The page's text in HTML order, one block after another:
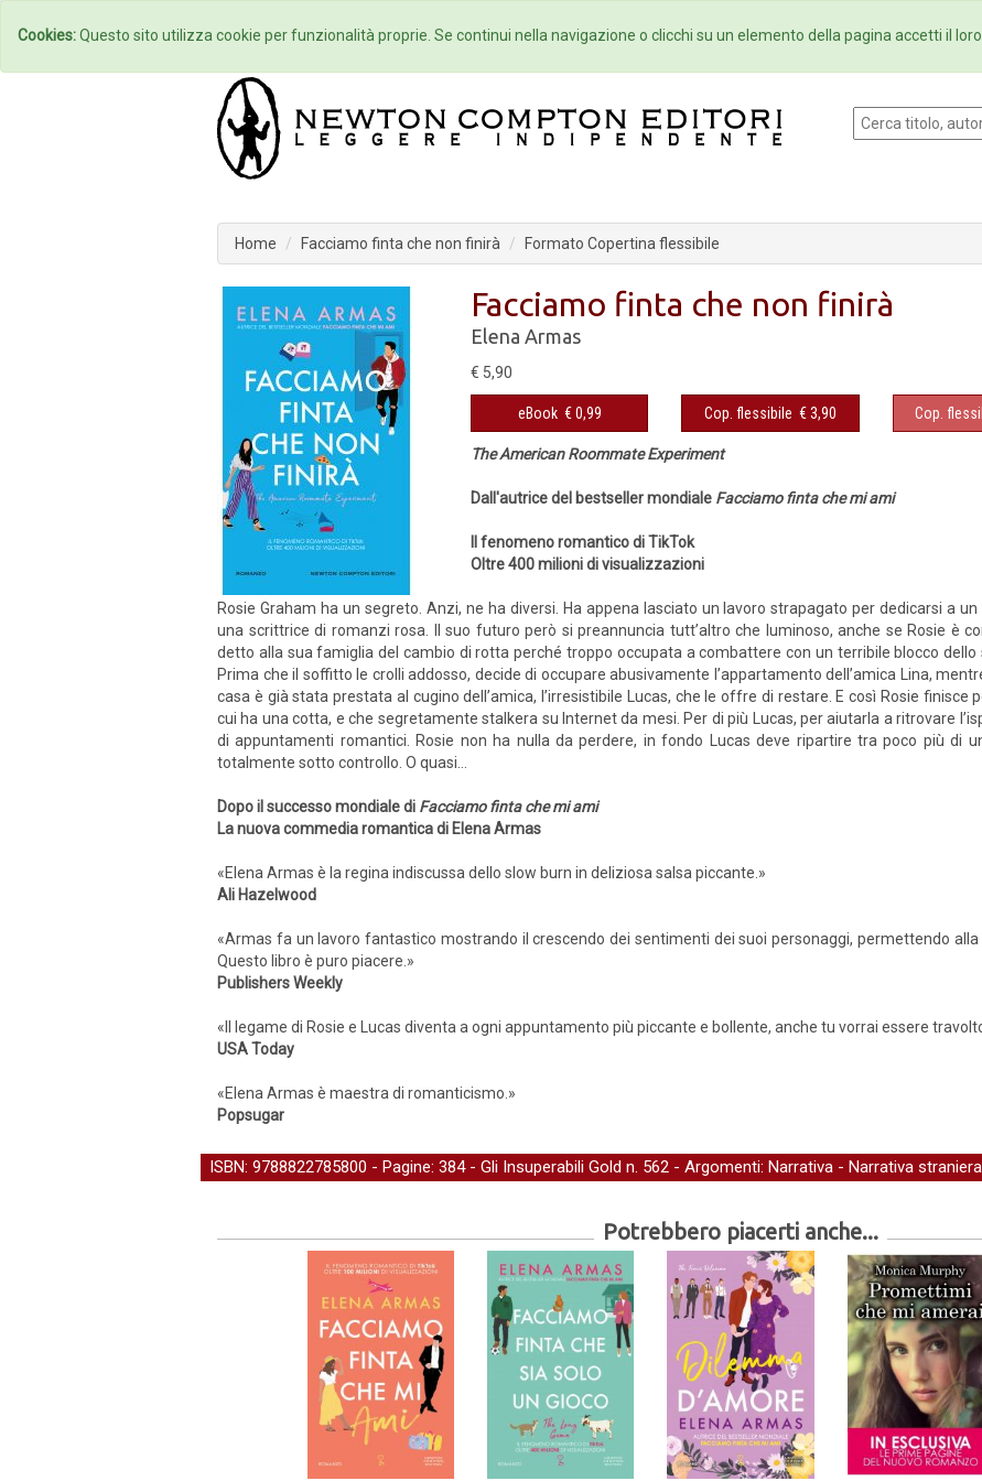
Home Autori Eventi Collane Newsletter
Home Facciamo finta che non finirà Formato Copertina flessibile
Facciamo finta che non finirà
Elena Armas
€ 5,90
eBook € 0,99 Cop. flessibile € 3,90 Cop.
The American Roommate Experiment
Dall'autrice del bestseller mondiale Facciamo finta che mi ami
Il fenomeno romantico di TikTok
Oltre 400 milioni di visualizzazioni
Rosie Graham ha un segreto. Anzi, ne ha diversi. Ha appena lasciato un lavoro strapagato per dedicarsi a
una scrittrice di romanzi rosa. Il suo futuro però si preannuncia tutt’altro che luminoso, anche se Rosie è
detto alla sua famiglia del cambio di rotta perché troppo occupata a combattere con un terribile blocco
Prima che il soffitto le crolli addosso, decide di occupare abusivamente l’appartamento dell’amica Lina,
casa è già stata prestata al cugino dell’amica, l’irresistibile Lucas, che le offre di restare. E così Rosie
cui ha una cotta, e che segretamente stalkera su Internet da mesi. Per di più Lucas, per aiutarla a ritrovare
di appuntamenti romantici. Rosie non ha nulla da perdere, in fondo Lucas deve ripartire tra poco più di
totalmente sotto controllo. O quasi…
Dopo il successo mondiale di Facciamo finta che mi ami
La nuova commedia romantica di Elena Armas
«Elena Armas è la regina indiscussa dello slow burn in deliziosa salsa piccante.»
Ali Hazelwood
«Armas fa un lavoro fantastico mostrando il crescendo dei sentimenti dei suoi personaggi, permettendo
Questo libro è puro piacere.»
Publishers Weekly
«Il legame di Rosie e Lucas diventa a ogni appuntamento più piccante e bollente, anche tu vorrai essere
USA Today
«Elena Armas è maestra di romanticismo.»
Popsugar
ISBN: 9788822785800 - Pagine: 384 - Gli Insuperabili Gold n. 562 - Argomenti: Narrativa - Narrativa straniera
Potrebbero piacerti anche...
Cookies:Questo sito utilizza cookie per funzionalità proprie. Se continui nella navigazione o clicchi su un elemento della pagina accetti il